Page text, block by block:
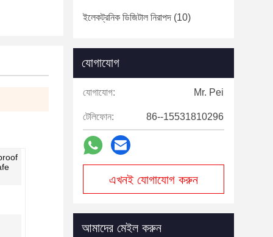
ইলেকট্রনিক ডিজিটাল নিরাপদ (10)
যোগাযোগ
যোগাযোগ: Mr. Pei
টেলিফোন: 86--15531810296
এখনই যোগাযোগ করুন
আমাদের মেইল করুন